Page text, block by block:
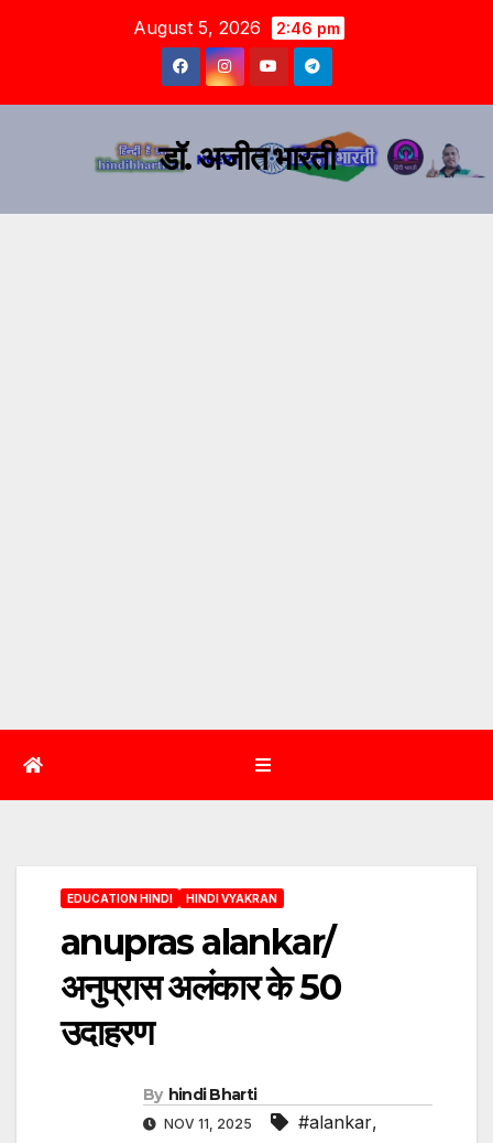
August 5, 2026 2:46 pm
डॉ. अजीत भारती
EDUCATION HINDI HINDI VYAKRAN
anupras alankar/
अनुप्रास अलंकार के 50
उदाहरण
By hindi Bharti
NOV 11, 2025 #alankar,